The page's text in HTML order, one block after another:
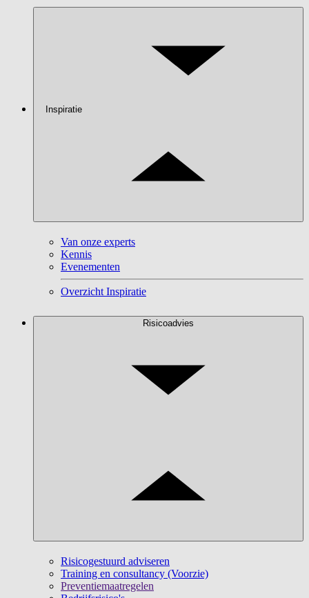
Inspiratie
Van onze experts
Kennis
Evenementen
Overzicht Inspiratie
Risicoadvies
Risicogestuurd adviseren
Training en consultancy (Voorzie)
Preventiemaatregelen